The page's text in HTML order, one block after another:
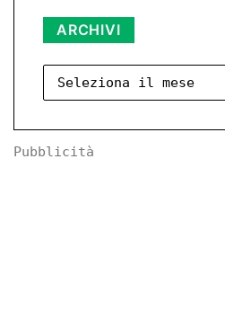
ARCHIVI
Pubblicità